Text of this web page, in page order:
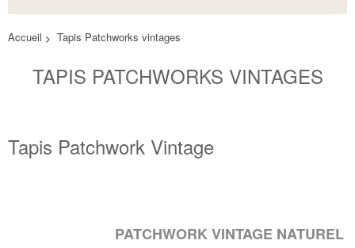
Accueil Tapis Patchworks vintages
TAPIS PATCHWORKS VINTAGES
Tapis Patchwork Vintage
PATCHWORK VINTAGE NATUREL